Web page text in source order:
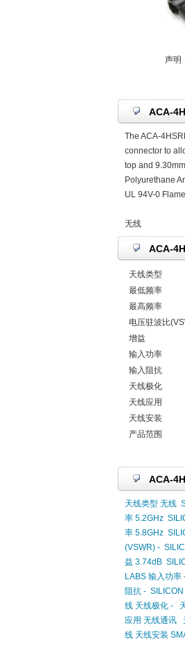
声明
ACA-
The ACA-
connector to
top and
Polyurethane
UL 94V-0
无线
ACA-
天线类型
最低频率
最高频率
电压驻波比
增益
输入功率
输入阻抗
天线极化
天线应用
天线安装
产品范围
ACA-
天线类型 无线
率 5.2GHz
率 5.8GHz
(VSWR) -
益 3.74dB
LABS 输入功率
阻抗 -
线 天线极化 -
应用 无线通讯
线 天线安装